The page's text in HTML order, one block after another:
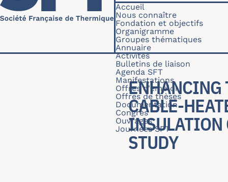
Navigation
Accueil
Nous connaître
Fondation et objectifs
Organigramme
Groupes thématiques
Annuaire
Activités
Bulletins de liaison
Agenda SFT
Manifestations
Offres d'emploi
Offres de thèses
Documentation
Congrès
Ouvrages
Journées SFT
ENHANCING
CABLE-
INSULATION
STUDY